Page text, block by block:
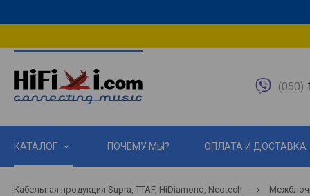
(050)
КАТАЛОГ ПОЧЕМУ МЫ? ОПЛАТА И ДОСТАВКА
Кабельная продукция Supra, TTAF, HiDiamond, Neotech